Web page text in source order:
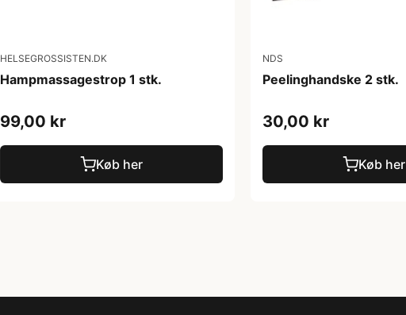
HELSEGROSSISTEN.DK
Hampmassagestrop 1 stk.
99,00 kr
Køb her
NDS
Peelinghandske 2 stk.
30,00 kr
Køb her